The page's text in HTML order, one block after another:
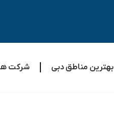
بهترین مناطق دبی شرکت